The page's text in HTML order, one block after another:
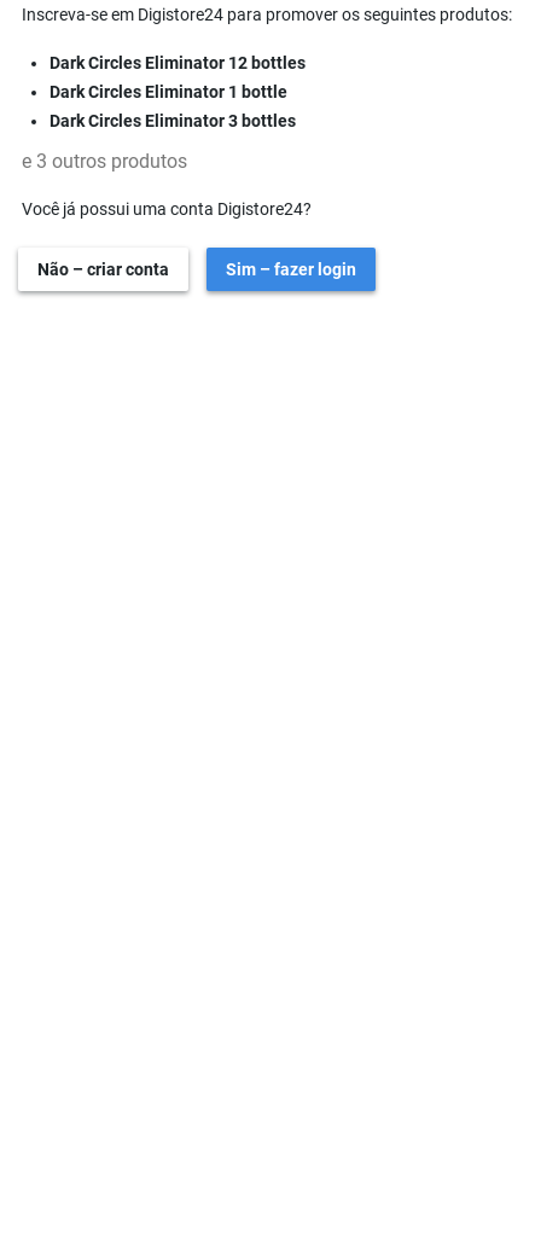
Inscreva-se em Digistore24 para promover os seguintes produtos:
Dark Circles Eliminator 12 bottles
Dark Circles Eliminator 1 bottle
Dark Circles Eliminator 3 bottles
e 3 outros produtos
Você já possui uma conta Digistore24?
Não – criar conta Sim – fazer login